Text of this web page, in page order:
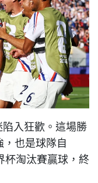
入狂歡。這場勝
也是球隊自
杯淘汰賽贏球，終